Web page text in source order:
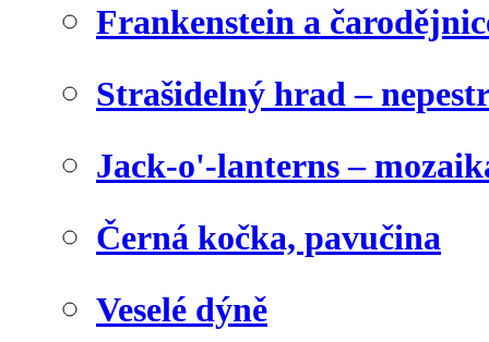
Frankenstein a
Strašidelný hrad –
Jack-o'-lanterns –
Černá kočka, pavučina
Veselé dýně